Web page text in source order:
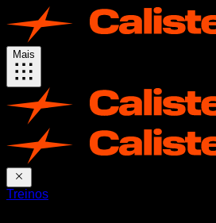
Mais
Treinos